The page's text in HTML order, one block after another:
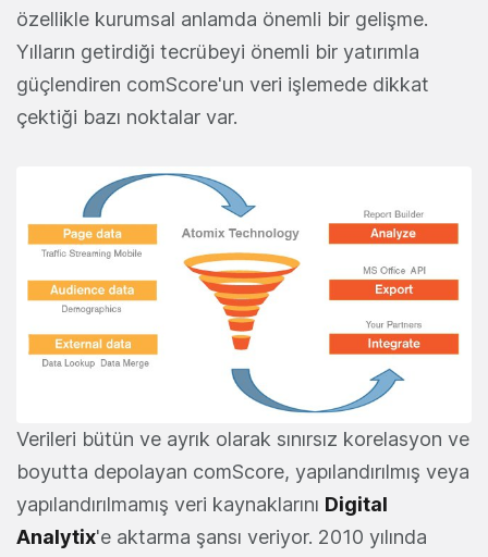
özellikle kurumsal anlamda önemli bir gelişme.
Yılların getirdiği tecrübeyi önemli bir yatırımla
güçlendiren comScore'un veri işlemede dikkat
çektiği bazı noktalar var.
Verileri bütün ve ayrık olarak sınırsız korelasyon ve
boyutta depolayan comScore, yapılandırılmış veya
yapılandırılmamış veri kaynaklarını Digital
Analytix'e aktarma şansı veriyor. 2010 yılında